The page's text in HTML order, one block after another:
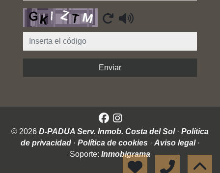
Captcha
Enviar
© 2026 D-PADUA Serv. Inmob. Costa del Sol · Política
de privacidad · Política de cookies · Aviso legal ·
Soporte: Inmobigrama